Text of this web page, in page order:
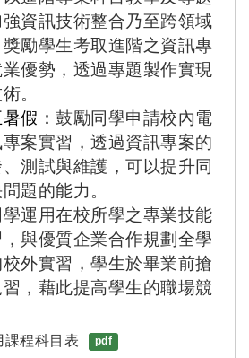
資訊技術整合乃至跨領域
勵學生考取進階之資訊專
優勢，透過專題製作實現
。
假：鼓勵同學申請校內電
案實習，透過資訊專案的
測試與維護，可以提升同
題的能力。
運用在校所學之專業技能
與優質企業合作規劃全學
外實習，學生於畢業前搶
，藉此提高學生的職場競
課程科目表 pdf